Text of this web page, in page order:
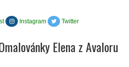
Instagram Twitter
Elena z Avaloru